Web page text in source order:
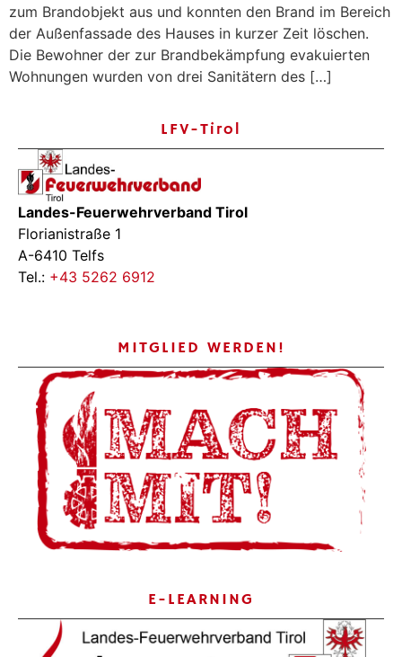
zum Brandobjekt aus und konnten den Brand im Bereich
der Außenfassade des Hauses in kurzer Zeit löschen.
Die Bewohner der zur Brandbekämpfung evakuierten
Wohnungen wurden von drei Sanitätern des […]
LFV-Tirol
Landes-Feuerwehrverband Tirol
Florianistraße 1
A-6410 Telfs
Tel.: +43 5262 6912
MITGLIED WERDEN!
E-LEARNING